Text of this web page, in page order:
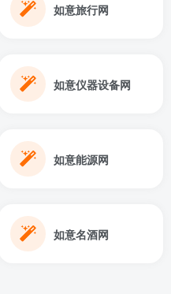
如意旅行网
如意仪器设备网
如意能源网
如意名酒网